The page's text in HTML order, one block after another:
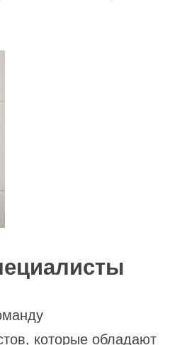
которые обладают